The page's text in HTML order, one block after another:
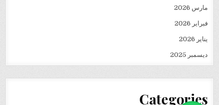
مارس 2026
فبراير 2026
يناير 2026
ديسمبر 2025
Categories